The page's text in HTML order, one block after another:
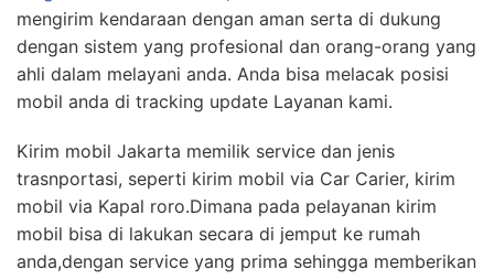
mengirim kendaraan dengan aman serta di dukung
dengan sistem yang profesional dan orang-orang yang
ahli dalam melayani anda. Anda bisa melacak posisi
mobil anda di tracking update Layanan kami.
Kirim mobil Jakarta memilik service dan jenis
trasnportasi, seperti kirim mobil via Car Carier, kirim
mobil via Kapal roro.Dimana pada pelayanan kirim
mobil bisa di lakukan secara di jemput ke rumah
anda,dengan service yang prima sehingga memberikan